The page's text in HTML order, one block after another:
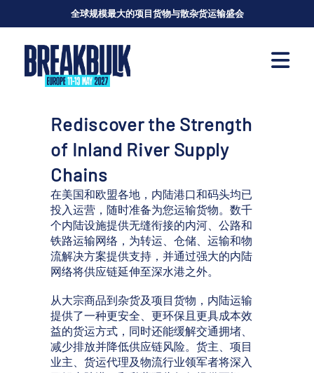
全球规模最大的项目货物与散杂货运输盛会
Rediscover the Strength
of Inland River Supply
Chains
在美国和欧盟各地，内陆港口和码头均已
投入运营，随时准备为您运输货物。数千
个内陆设施提供无缝衔接的内河、公路和
铁路运输网络，为转运、仓储、运输和物
流解决方案提供支持，并通过强大的内陆
网络将供应链延伸至深水港之外。
从大宗商品到杂货及项目货物，内陆运输
提供了一种更安全、更环保且更具成本效
益的货运方式，同时还能缓解交通拥堵、
减少排放并降低供应链风险。货主、项目
业主、货运代理及物流行业领军者将深入